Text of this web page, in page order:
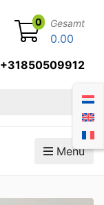
+31850509912
0 Gesamt
0.00
Menü